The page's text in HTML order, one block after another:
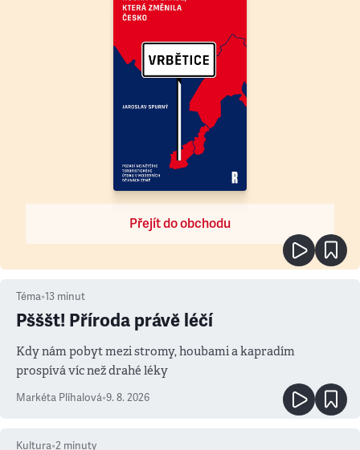
Přejít do obchodu
Téma•13 minut
Pšššt! Příroda právě léčí
Kdy nám pobyt mezi stromy, houbami a kapradím
prospívá víc než drahé léky
Markéta Plíhalová•9. 8. 2026
Kultura•2 minuty